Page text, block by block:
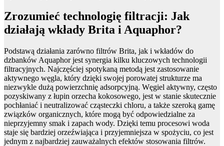
Zrozumieć technologię filtracji: Jak
działają wkłady Brita i Aquaphor?
Podstawą działania zarówno filtrów Brita, jak i wkładów do
dzbanków Aquaphor jest synergia kilku kluczowych technologii
filtracyjnych. Najczęściej spotykaną metodą jest zastosowanie
aktywnego węgla, który dzięki swojej porowatej strukturze ma
niezwykle dużą powierzchnię adsorpcyjną. Węgiel aktywny, często
pozyskiwany z łupin orzecha kokosowego, jest w stanie skutecznie
pochłaniać i neutralizować cząsteczki chloru, a także szeroką gamę
związków organicznych, które mogą być odpowiedzialne za
nieprzyjemny smak i zapach wody. Dzięki temu procesowi woda
staje się bardziej orzeźwiająca i przyjemniejsza w spożyciu, co jest
jednym z najbardziej zauważalnych efektów stosowania filtrów.